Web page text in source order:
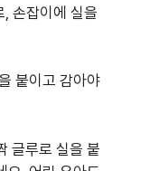
, 손잡이에 실을
붙이고 감아야
글루로 실을 붙